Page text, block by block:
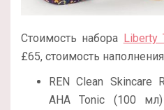
Стоимость набора Liberty
£65, стоимость
REN Clean Skincare
AHA Tonic (100